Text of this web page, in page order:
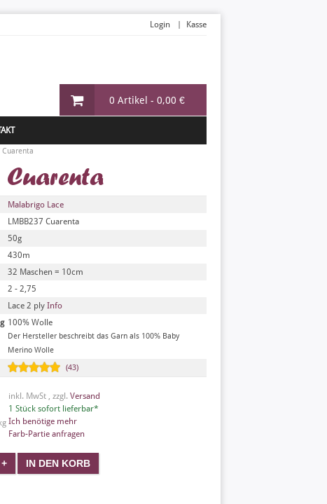
0 Artikel - 0,00 €
Login Kasse
Cuarenta
Malabrigo Lace
LMBB237 Cuarenta
50g
430m
32 Maschen = 10cm
2 - 2,75
Lace 2 ply Info
100% Wolle
Der Hersteller beschreibt das Garn als 100% Baby
Merino Wolle
(43)
inkl. MwSt , zzgl. Versand
1 Stück sofort lieferbar*
Ich benötige mehr
Farb-Partie anfragen